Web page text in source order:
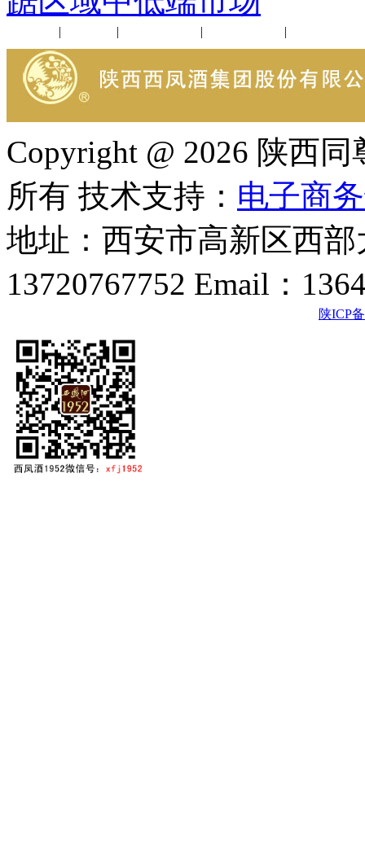
| | | |
Copyright @ 2026 陕西
所有 技术支持： 电子商
地址：西安市高新区西
13720767752 Email：
陕ICP